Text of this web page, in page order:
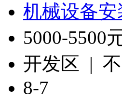
机械设备
5000-5500
开发区 |
8-7